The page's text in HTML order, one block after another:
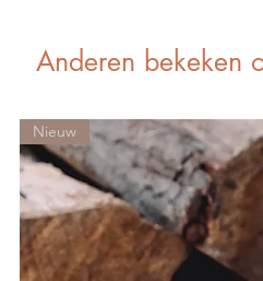
Anderen bekeken
Nieuw